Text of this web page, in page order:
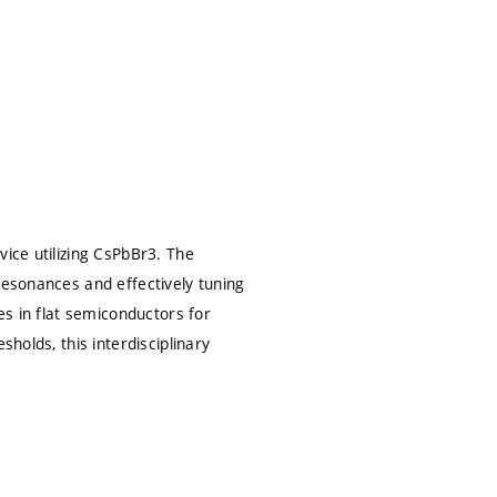
utilizing CsPbBr3. The
and effectively tuning
in flat semiconductors for
this interdisciplinary